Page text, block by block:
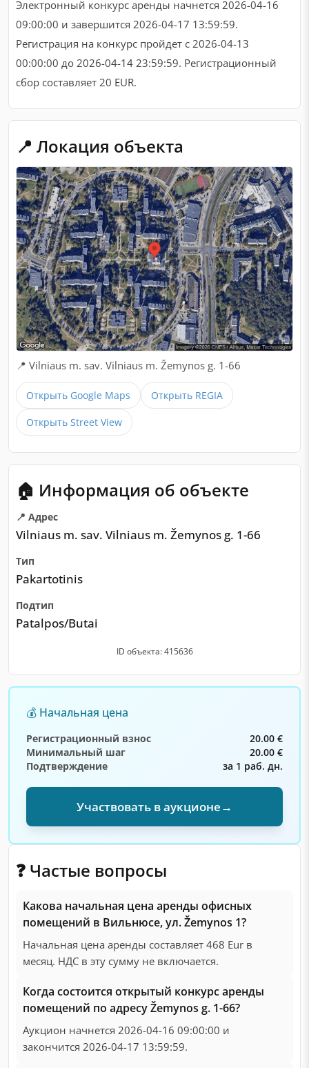
Электронный конкурс аренды начнется 2026-04-16
09:00:00 и завершится 2026-04-17 13:59:59.
Регистрация на конкурс пройдет с 2026-04-13
00:00:00 до 2026-04-14 23:59:59. Регистрационный
сбор составляет 20 EUR.
📍 Локация объекта
📍 Vilniaus m. sav. Vilniaus m. Žemynos g. 1-66
Открыть Google Maps Открыть REGIA
Открыть Street View
❓ Частые вопросы
Какова начальная цена аренды офисных
помещений в Вильнюсе, ул. Žemynos 1?
Начальная цена аренды составляет 468 Eur в
месяц. НДС в эту сумму не включается.
Когда состоится открытый конкурс аренды
помещений по адресу Žemynos g. 1-66?
Аукцион начнется 2026-04-16 09:00:00 и
закончится 2026-04-17 13:59:59.
🏠 Информация об объекте
📍 Адрес
Vilniaus m. sav. Vilniaus m. Žemynos g. 1-66
Тип
Pakartotinis
Подтип
Patalpos/Butai
ID объекта: 415636
💰 Начальная цена
Регистрационный взнос
20.00 €
Минимальный шаг
20.00 €
Подтверждение
за 1 раб. дн.
Участвовать в аукционе→